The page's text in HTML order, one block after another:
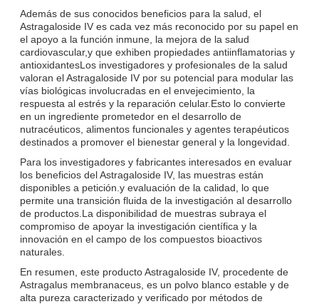
Además de sus conocidos beneficios para la salud, el
Astragaloside IV es cada vez más reconocido por su papel en
el apoyo a la función inmune, la mejora de la salud
cardiovascular,y que exhiben propiedades antiinflamatorias y
antioxidantesLos investigadores y profesionales de la salud
valoran el Astragaloside IV por su potencial para modular las
vías biológicas involucradas en el envejecimiento, la
respuesta al estrés y la reparación celular.Esto lo convierte
en un ingrediente prometedor en el desarrollo de
nutracéuticos, alimentos funcionales y agentes terapéuticos
destinados a promover el bienestar general y la longevidad.
Para los investigadores y fabricantes interesados en evaluar
los beneficios del Astragaloside IV, las muestras están
disponibles a petición.y evaluación de la calidad, lo que
permite una transición fluida de la investigación al desarrollo
de productos.La disponibilidad de muestras subraya el
compromiso de apoyar la investigación científica y la
innovación en el campo de los compuestos bioactivos
naturales.
En resumen, este producto Astragaloside IV, procedente de
Astragalus membranaceus, es un polvo blanco estable y de
alta pureza caracterizado y verificado por métodos de